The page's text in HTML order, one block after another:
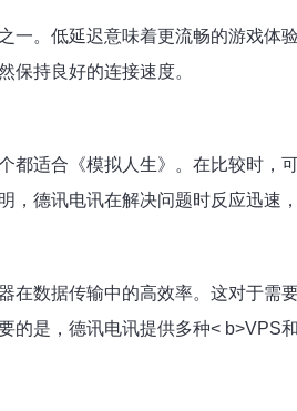
一。低延迟意味着更流畅的游戏体
保持良好的连接速度。
都适合《模拟人生》。在比较时，
德讯电讯在解决问题时反应迅速
在数据传输中的高效率。这对于需
的是，德讯电讯提供多种< b>VPS